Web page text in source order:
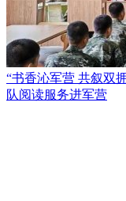
“书香沁军营 共叙双
队阅读服务进军营